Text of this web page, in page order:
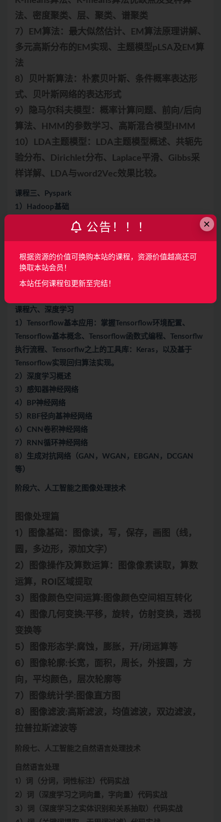
法、密度聚类、层、聚类、谱聚类
7）EM算法：最大似然估计、EM算法原理讲解、
多元高斯分布的EM实现、主题模型pLSA及EM算
法
8）贝叶斯算法：朴素贝叶斯、条件概率表达形
式、贝叶斯网络的表达形式
9）隐马尔科夫模型：概率计算问题、前向/后向
算法、HMM的参数学习、高斯混合模型HMM
10）LDA主题模型：LDA主题模型概述、共轭先
验分布、Dirichlet分布、Laplace平滑、Gibbs采
样详解、LDA与word2Vec效果比较。
课程三、Pyspark
1）Hadoop基础
3）Spark Mlib机器学习
阶段四、人工智能之智能推荐技术
课程六、深度学习
1）Tensorflow基本应用：掌握Tensorflow环境配置、
Tensorflow基本概念、Tensorflow函数式编程、Tensorflw
执行流程、Tensorflw之上的工具库：Keras，以及基于
Tensorflow实现回归算法实现。
2）深度学习概述
3）感知器神经网络
4）BP神经网络
5）RBF径向基神经网络
6）CNN卷积神经网络
7）RNN循环神经网络
8）生成对抗网络（GAN，WGAN，EBGAN，DCGAN
等）
阶段六、人工智能之图像处理技术
图像处理篇
1）图像基础：图像读，写，保存，画图（线，
圆，多边形，添加文字）
2）图像操作及算数运算：图像像素读取，算数
运算，ROI区域提取
3）图像颜色空间运算:图像颜色空间相互转化
4）图像几何变换:平移，旋转，仿射变换，透视
变换等
5）图像形态学:腐蚀，膨胀，开/闭运算等
6）图像轮廓:长宽，面积，周长，外接圆，方
向，平均颜色，层次轮廓等
7）图像统计学:图像直方图
8）图像滤波:高斯滤波，均值滤波，双边滤波，
拉普拉斯滤波等
阶段七、人工智能之自然语言处理技术
自然语言处理
1）词（分词，词性标注）代码实战
2）词（深度学习之词向量，字向量）代码实战
3）词（深度学习之实体识别和关系抽取）代码实战
×
公告！！！
根据资源的价值可换购本站的课程，资源价值越高还可
换取本站会员！
本站任何课程包更新至完结！